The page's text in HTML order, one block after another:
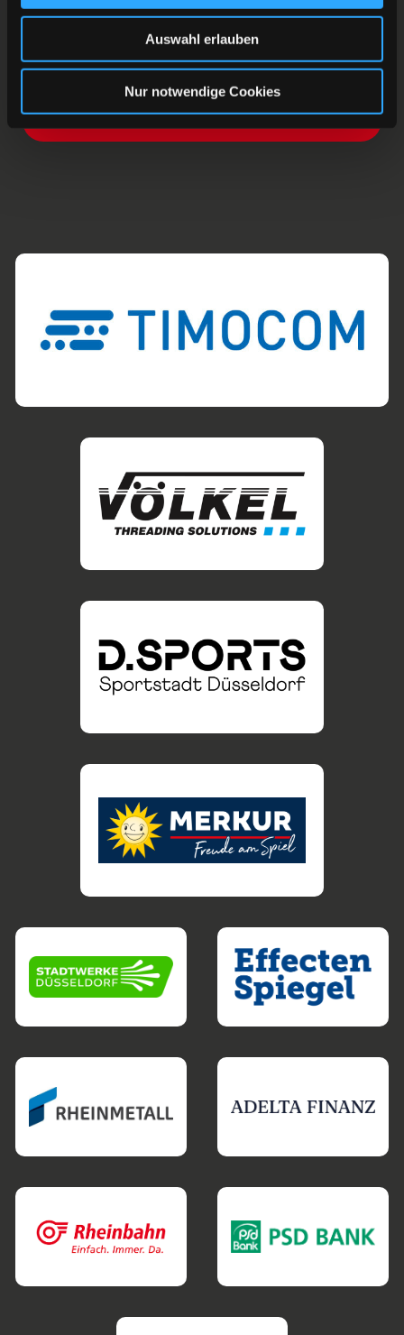
Auswahl erlauben
Nur notwendige Cookies
ZURÜCK ZUR ÜBERSICHT